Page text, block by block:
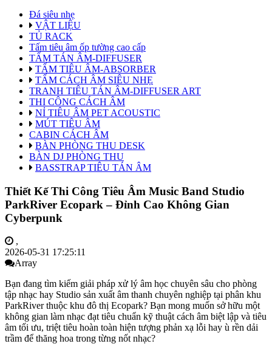
Đá siêu nhẹ
VẬT LIỆU
TỦ RACK
Tấm tiêu âm ốp tường cao cấp
TẤM TÁN ÂM-DIFFUSER
TẤM TIÊU ÂM-ABSORBER
TẤM CÁCH ÂM SIÊU NHẸ
TRANH TIÊU TÁN ÂM-DIFFUSER ART
THI CÔNG CÁCH ÂM
NỈ TIÊU ÂM PET ACOUSTIC
MÚT TIÊU ÂM
CABIN CÁCH ÂM
BÀN PHÒNG THU DESK
BÀN DJ PHÒNG THU
BASSTRAP TIÊU TÁN ÂM
Thiết Kế Thi Công Tiêu Âm Music Band Studio
ParkRiver Ecopark – Đỉnh Cao Không Gian
Cyberpunk
,
2026-05-31 17:25:11
Array
Bạn đang tìm kiếm giải pháp xử lý âm học chuyên sâu cho phòng
tập nhạc hay Studio sản xuất âm thanh chuyên nghiệp tại phân khu
ParkRiver thuộc khu đô thị Ecopark? Bạn mong muốn sở hữu một
không gian làm nhạc đạt tiêu chuẩn kỹ thuật cách âm biệt lập và tiêu
âm tối ưu, triệt tiêu hoàn toàn hiện tượng phản xạ lỗi hay ù rền dải
trầm để thăng hoa trong từng nốt nhạc?